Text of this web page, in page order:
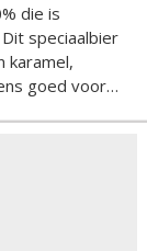
die is
speciaalbier
karamel,
goed voor